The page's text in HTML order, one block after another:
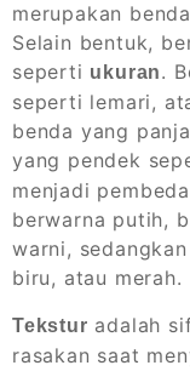
merupakan
Selain bentuk,
seperti ukuran.
seperti lemari,
benda yang
yang pendek
menjadi
berwarna putih,
warni,
biru, atau merah.
Tekstur adalah
rasakan saat